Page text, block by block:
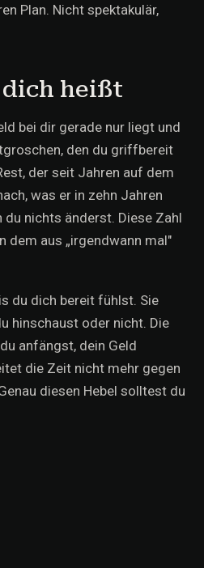
Plan. Nicht spektakulär,
dich heißt
bei dir gerade nur liegt und
den du griffbereit
der seit Jahren auf dem
was er in zehn Jahren
nichts änderst. Diese Zahl
dem aus „irgendwann mal"
du dich bereit fühlst. Sie
hinschaust oder nicht. Die
anfängst, dein Geld
die Zeit nicht mehr gegen
diesen Hebel solltest du